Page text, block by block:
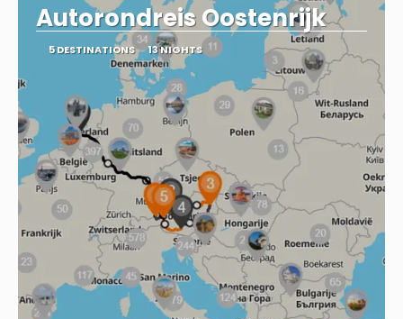
Autorondreis Oostenrijk
5 DESTINATIONS 13 NIGHTS